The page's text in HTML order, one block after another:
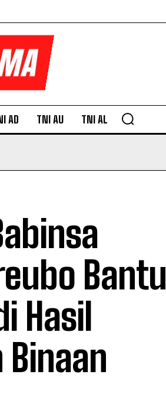
AD TNI AU TNI AL
Bantu
Hasil
Binaan